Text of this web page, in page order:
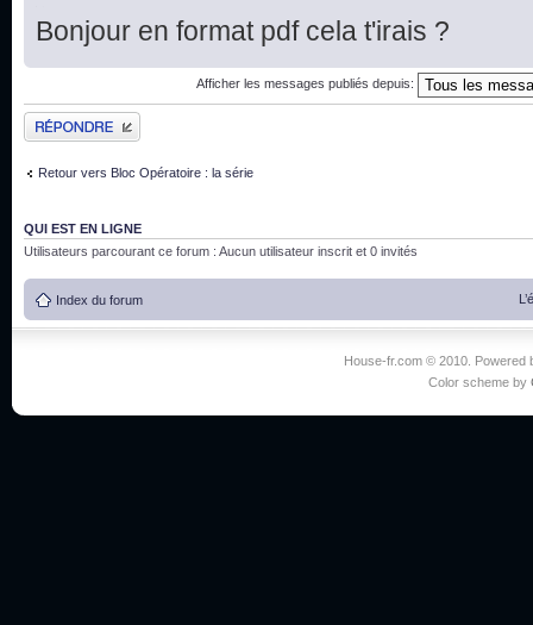
Bonjour en format pdf cela t'irais ?
Afficher les messages publiés depuis:
Publier une réponse
Retour vers Bloc Opératoire : la série
QUI EST EN LIGNE
Utilisateurs parcourant ce forum : Aucun utilisateur inscrit et 0 invités
Index du forum
House-fr.com © 2010. Powered
Color scheme by